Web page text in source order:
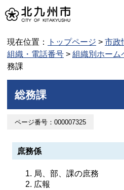
現在位置： トップページ > 市政
組織・電話番号 > 組織別ホーム
務課
総務課
ページ番号：000007325
庶務係
局、部、課の庶務
広報